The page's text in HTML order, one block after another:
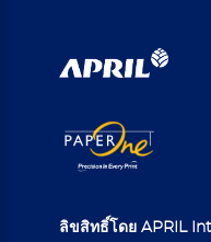
ลิขสิทธิ์โดย APRIL